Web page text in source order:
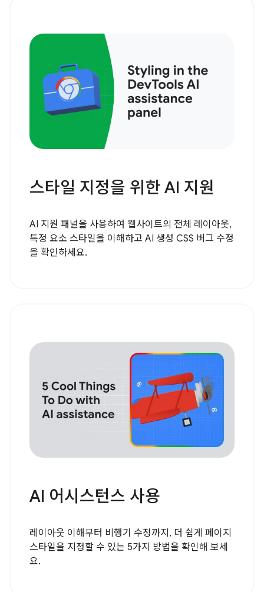
스타일 지정을 위한 AI 지원
AI 지원 패널을 사용하여 웹사이트의 전체 레이아웃,
특정 요소 스타일을 이해하고 AI 생성 CSS 버그 수정
을 확인하세요.
AI 어시스턴스 사용
레이아웃 이해부터 비행기 수정까지, 더 쉽게 페이지
스타일을 지정할 수 있는 5가지 방법을 확인해 보세
요.